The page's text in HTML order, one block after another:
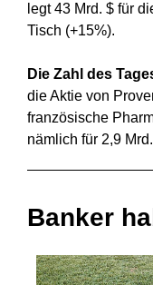
legt 43 Mrd. $ für
Tisch (+15%).
Die Zahl des
die Aktie von
französische
nämlich für 2,9
Banker